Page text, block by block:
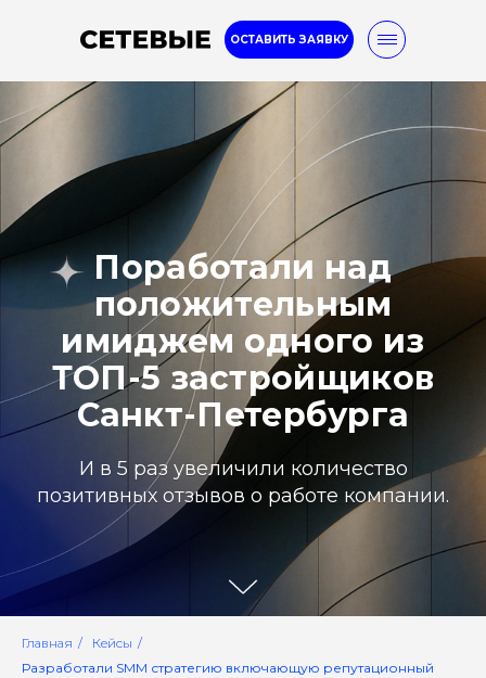
Блог
ОСТАВИТЬ ЗАЯВКУ
8-800-777-32-96
Internet marketing
Поработали над
положительным
имиджем одного из
ТОП-5 застройщиков
Санкт-Петербурга
И в 5 раз увеличили количество
позитивных отзывов о работе компании.
Главная / Кейсы /
Разработали SMM стратегию включающую репутационный